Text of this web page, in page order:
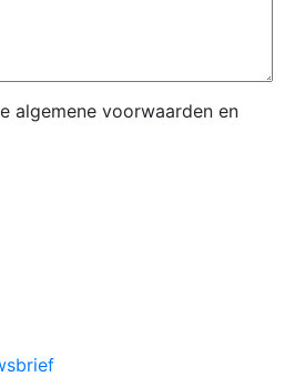
algemene voorwaarden en
laten.